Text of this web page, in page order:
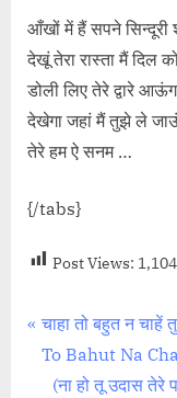
आँखों में हैं सपने सिन्दूरी
देखूं तेरा रास्ता मैं दिल
डोली लिए तेरे द्वारे
देखेगा जहां मैं तुझे ले
तेरे हम ऐ सनम …
{/tabs}
Post Views: 1,104
Post
P
r
चाहा तो बहुत न
To Bahut Na
N
(ना हो तू उदास तेरे